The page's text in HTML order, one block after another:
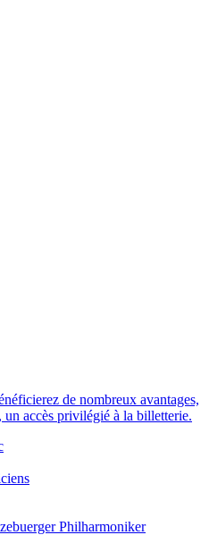
de nombreux avantages,
un accès privilégié à la billetterie.
Philharmoniker